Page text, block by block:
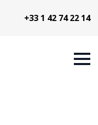
+33 1 42 74 22 14